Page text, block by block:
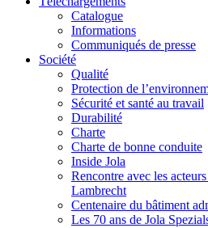
Catalogue
Informations
Communiqués de presse
Société
Qualité
Protection de
Sécurité et santé au travail
Durabilité
Charte
Charte de bonne conduite
Inside Jola
Rencontre avec les
Lambrecht
Centenaire du bâtiment
Les 70 ans de Jola